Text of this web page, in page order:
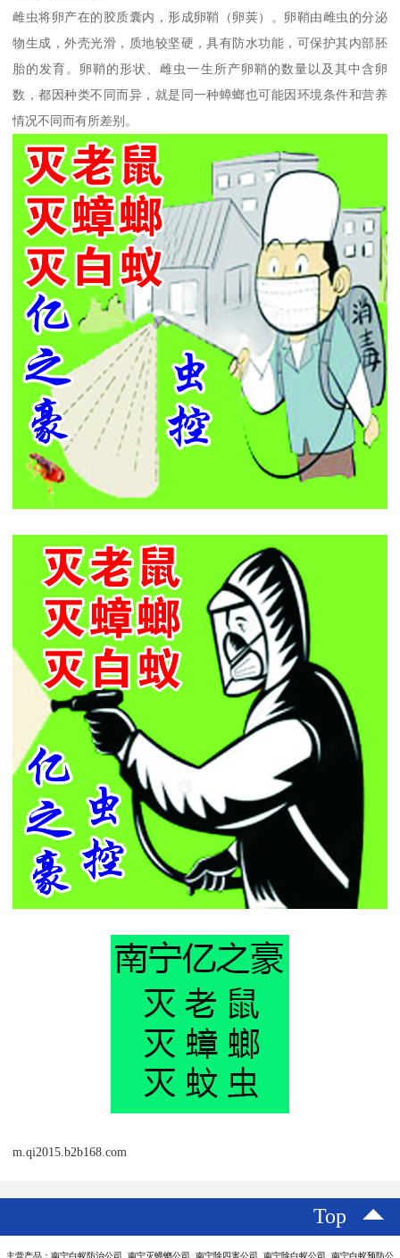
雌虫将卵产在的胶质囊内，形成卵鞘（卵荚）。卵鞘由雌虫的分泌
物生成，外壳光滑，质地较坚硬，具有防水功能，可保护其内部胚
胎的发育。卵鞘的形状、雌虫一生所产卵鞘的数量以及其中含卵
数，都因种类不同而异，就是同一种蟑螂也可能因环境条件和营养
情况不同而有所差别。
m.qi2015.b2b168.com
Top
主营产品：南宁白蚁防治公司 南宁灭蟑螂公司 南宁除四害公司 南宁除白蚁公司 南宁白蚁预防公